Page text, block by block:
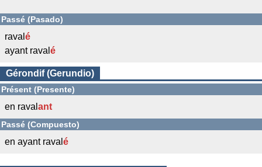
Passé (Pasado)
raval é
ayant raval é
Gérondif (Gerundio)
Présent (Presente)
en raval ant
Passé (Compuesto)
en ayant raval é